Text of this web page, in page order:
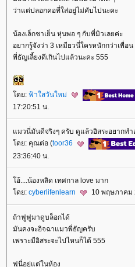
ว่าแต่ปลอกคอที่ใส่อยู่ไม่คับไปนะคะ
น้องเล็กชาเย็น หุ่นพอ ๆ กับพี่มิวเลยค่ะ
อยากรู้จังว่า 3 เหมียวนี่ใครหนักกว่าเพื่อน
พี่ธัญเลี้ยงดีเกินไปแล้วนะคะ 555
ดย: ฟ้าใสวันใหม่
17:20:51 น.
มวนี่มันดีจริงๆ ครับ ดูแล้วอิสระอยากท
ดย: คุณต่อ (toor36
23:36:40 น.
อ้....น้องหลิด เทศกาล love มาก
ดย: cyberlifenlearn 10 พฤษภาคม
ถ้าฟูฟูมาดูบล็อกได้
มันคงจะอิจฉาแมวพี่ธัญครับ
เพราะมีอิสระจะไปไหนก็ได้ 555
ฟูนี่อยู่แต่ในห้อง